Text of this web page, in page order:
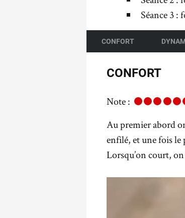
Séance 3 :
CONFORT
CONFORT
Note :
Au premier abord
enfilé, et une fois
Lorsqu’on court,